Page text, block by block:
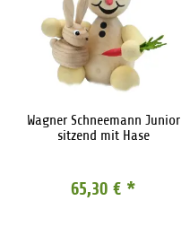
Wagner Schneemann Junior
sitzend mit Hase
65,30 € *